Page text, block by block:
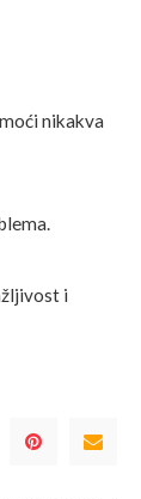
nikakva
i